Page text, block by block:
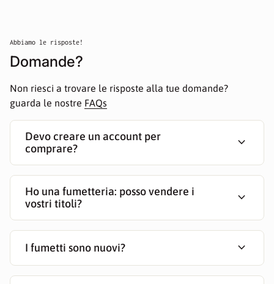
Abbiamo le risposte!
Domande?
Non riesci a trovare le risposte alla tue domande?
guarda le nostre FAQs
Devo creare un account per
comprare?
expand_more
Ho una fumetteria: posso vendere i
vostri titoli?
expand_more
I fumetti sono nuovi? expand_more